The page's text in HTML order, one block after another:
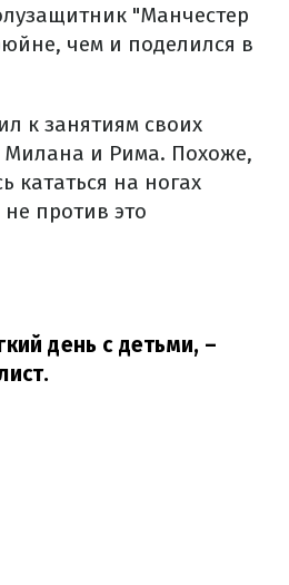
"Манчестер
чем и поделился в
к занятиям своих
и Рима. Похоже,
кататься на ногах
против это
день с детьми, –